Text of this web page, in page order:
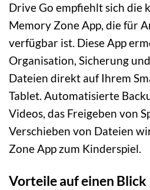
Drive Go empfiehlt sich die
Memory Zone App, die für
verfügbar ist. Diese App
Organisation, Sicherung
Dateien direkt auf Ihrem
Tablet. Automatisierte
Videos, das Freigeben von
Verschieben von Dateien
Zone App zum Kinderspiel.
Vorteile auf einen Blick